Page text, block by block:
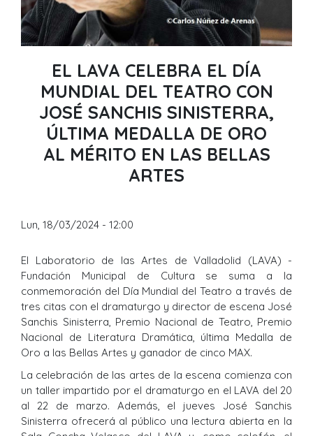
EL LAVA CELEBRA EL DÍA
MUNDIAL DEL TEATRO CON
JOSÉ SANCHIS SINISTERRA,
ÚLTIMA MEDALLA DE ORO
AL MÉRITO EN LAS BELLAS
ARTES
Lun, 18/03/2024 - 12:00
El Laboratorio de las Artes de Valladolid (LAVA) -
Fundación Municipal de Cultura se suma a la
conmemoración del Día Mundial del Teatro a través de
tres citas con el dramaturgo y director de escena José
Sanchis Sinisterra, Premio Nacional de Teatro, Premio
Nacional de Literatura Dramática, última Medalla de
Oro a las Bellas Artes y ganador de cinco MAX.
La celebración de las artes de la escena comienza con
un taller impartido por el dramaturgo en el LAVA del 20
al 22 de marzo. Además, el jueves José Sanchis
Sinisterra ofrecerá al público una lectura abierta en la